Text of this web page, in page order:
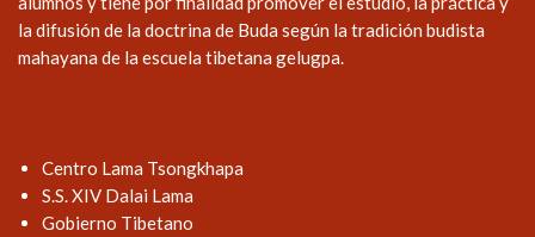
la difusión de la doctrina de Buda según la tradición budista
mahayana de la escuela tibetana gelugpa.
Centro Lama Tsongkhapa
S.S. XIV Dalai Lama
Gobierno Tibetano